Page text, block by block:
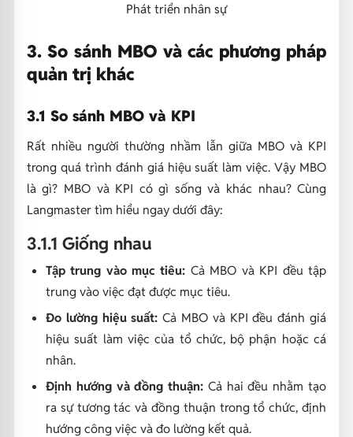
Phát triển nhân sự
3. So sánh MBO và các phương pháp
quản trị khác
3.1 So sánh MBO và KPI
Rất nhiều người thường nhầm lẫn giữa MBO và KPI
trong quá trình đánh giá hiệu suất làm việc. Vậy MBO
là gì? MBO và KPI có gì sống và khác nhau? Cùng
Langmaster tìm hiểu ngay dưới đây:
3.1.1 Giống nhau
Tập trung vào mục tiêu: Cả MBO và KPI đều tập
trung vào việc đạt được mục tiêu.
Đo lường hiệu suất: Cả MBO và KPI đều đánh giá
hiệu suất làm việc của tổ chức, bộ phận hoặc cá
nhân.
Định hướng và đồng thuận: Cả hai đều nhằm tạo
ra sự tương tác và đồng thuận trong tổ chức, định
hướng công việc và đo lường kết quả.